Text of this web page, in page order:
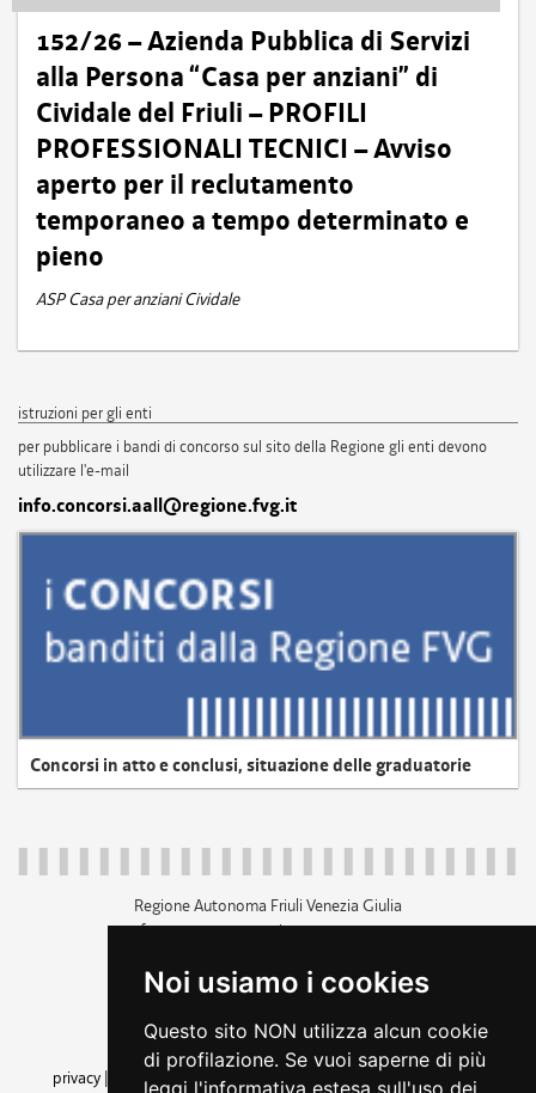
Noi usiamo i cookies
Questo sito NON utilizza alcun cookie
di profilazione. Se vuoi saperne di più
leggi l'informativa estesa sull'uso dei
152/26 – Azienda Pubblica di Servizi
alla Persona “Casa per anziani” di
Cividale del Friuli – PROFILI
PROFESSIONALI TECNICI – Avviso
aperto per il reclutamento
temporaneo a tempo determinato e
pieno
ASP Casa per anziani Cividale
istruzioni per gli enti
per pubblicare i bandi di concorso sul sito della Regione gli enti devono
utilizzare l'e-mail
info.concorsi.aall@regione.fvg.it
Concorsi in atto e conclusi, situazione delle graduatorie
Regione Autonoma Friuli Venezia Giulia
c.f. 80014930327; p.iva 00526040324
+39 040 3771111
amministrazione trasparente
privacy
cookie |note legali accessibilità
dichiarazione di